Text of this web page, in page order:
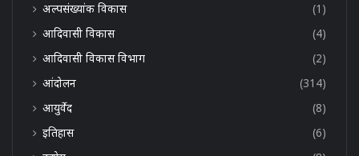
अल्पसंख्यांक विकास
(1)
आदिवासी विकास
(4)
आदिवासी विकास विभाग
(2)
आंदोलन
(314)
आयुर्वेद
(8)
इतिहास
(6)